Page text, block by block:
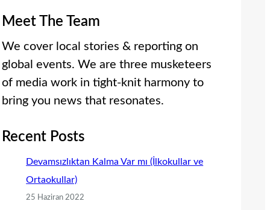
Meet The Team
We cover local stories & reporting on
global events. We are three musketeers
of media work in tight-knit harmony to
bring you news that resonates.
Recent Posts
Devamsızlıktan Kalma Var mı (İlkokullar ve
Ortaokullar)
25 Haziran 2022